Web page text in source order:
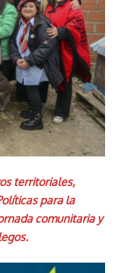
territoriales,
para la
comunitaria y